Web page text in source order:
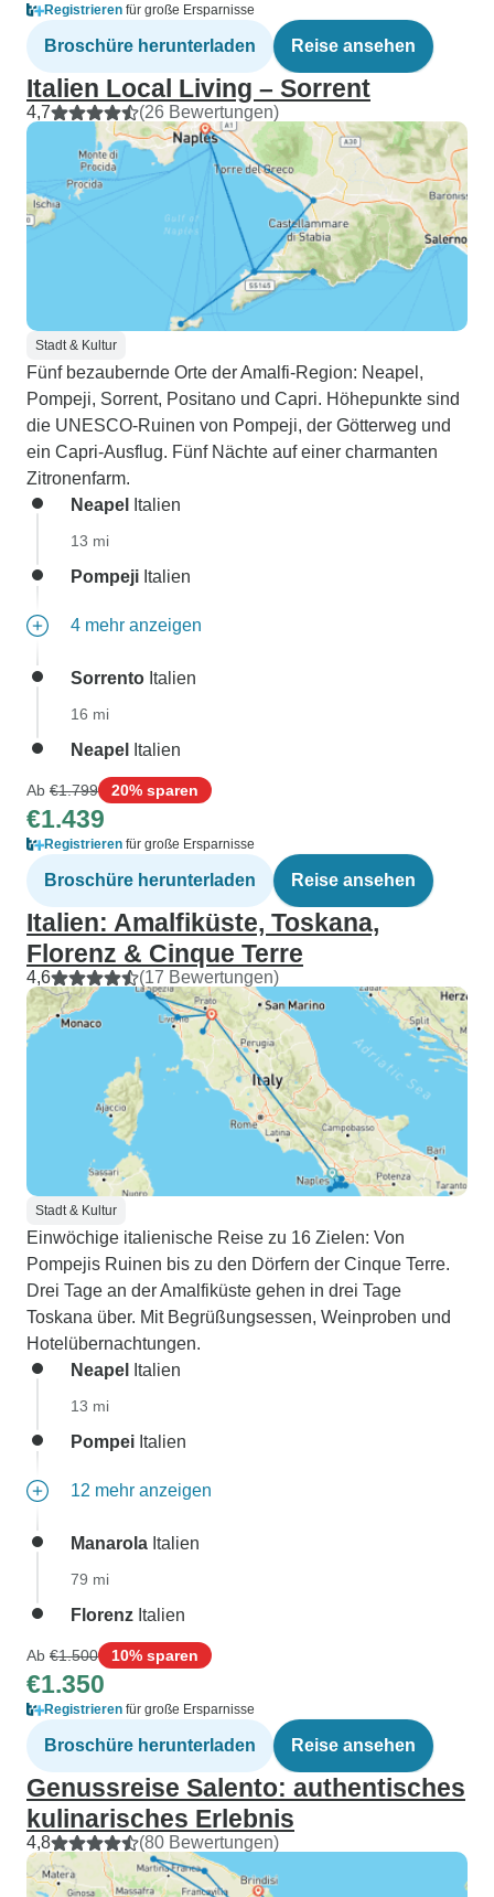
Registrieren für große Ersparnisse
Broschüre herunterladen Reise ansehen
Italien Local Living – Sorrent
4,7 (26 Bewertungen)
Stadt & Kultur
Fünf bezaubernde Orte der Amalfi-Region: Neapel,
Pompeji, Sorrent, Positano und Capri. Höhepunkte sind
die UNESCO-Ruinen von Pompeji, der Götterweg und
ein Capri-Ausflug. Fünf Nächte auf einer charmanten
Zitronenfarm.
Neapel
Italien
13 mi
Pompeji Italien
4 mehr anzeigen
Sorrento Italien
16 mi
Neapel Italien
Ab €1.799 20% sparen
€1.439
Registrieren für große Ersparnisse
Broschüre herunterladen Reise ansehen
Italien: Amalfiküste, Toskana,
Florenz & Cinque Terre
4,6 (17 Bewertungen)
Stadt & Kultur
Einwöchige italienische Reise zu 16 Zielen: Von
Pompejis Ruinen bis zu den Dörfern der Cinque Terre.
Drei Tage an der Amalfiküste gehen in drei Tage
Toskana über. Mit Begrüßungsessen, Weinproben und
Hotelübernachtungen.
Neapel
Italien
13 mi
Pompei Italien
12 mehr anzeigen
Manarola Italien
79 mi
Florenz Italien
Ab €1.500 10% sparen
€1.350
Registrieren für große Ersparnisse
Broschüre herunterladen Reise ansehen
Genussreise Salento: authentisches
kulinarisches Erlebnis
4,8 (80 Bewertungen)